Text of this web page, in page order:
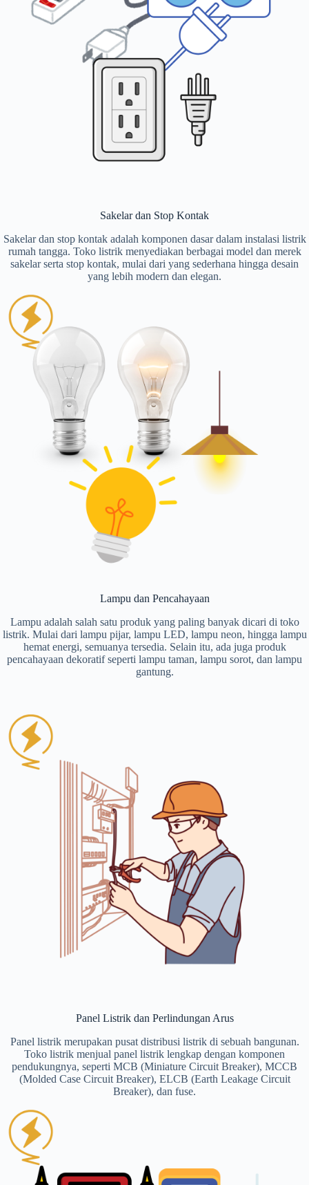
Sakelar dan Stop Kontak
Sakelar dan stop kontak adalah komponen dasar dalam instalasi listrik
rumah tangga. Toko listrik menyediakan berbagai model dan merek
sakelar serta stop kontak, mulai dari yang sederhana hingga desain
yang lebih modern dan elegan.
Lampu dan Pencahayaan
Lampu adalah salah satu produk yang paling banyak dicari di toko
listrik. Mulai dari lampu pijar, lampu LED, lampu neon, hingga lampu
hemat energi, semuanya tersedia. Selain itu, ada juga produk
pencahayaan dekoratif seperti lampu taman, lampu sorot, dan lampu
gantung.
Panel Listrik dan Perlindungan Arus
Panel listrik merupakan pusat distribusi listrik di sebuah bangunan.
Toko listrik menjual panel listrik lengkap dengan komponen
pendukungnya, seperti MCB (Miniature Circuit Breaker), MCCB
(Molded Case Circuit Breaker), ELCB (Earth Leakage Circuit
Breaker), dan fuse.